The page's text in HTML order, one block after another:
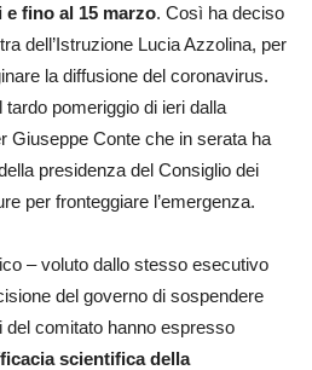
fino al 15 marzo. Così ha deciso
dell’Istruzione Lucia Azzolina, per
la diffusione del coronavirus.
tardo pomeriggio di ieri dalla
Giuseppe Conte che in serata ha
presidenza del Consiglio dei
per fronteggiare l’emergenza.
– voluto dallo stesso esecutivo
del governo di sospendere
del comitato hanno espresso
scientifica della